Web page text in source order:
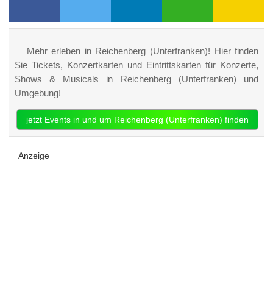
Mehr erleben in Reichenberg (Unterfranken)! Hier finden
Sie Tickets, Konzertkarten und Eintrittskarten für Konzerte,
Shows & Musicals in Reichenberg (Unterfranken) und
Umgebung!
jetzt Events in und um Reichenberg (Unterfranken) finden
Anzeige